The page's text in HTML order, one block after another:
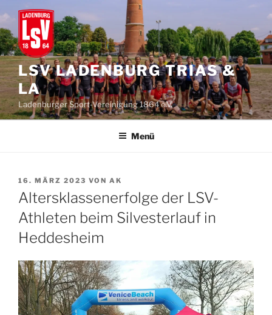
Inhalt
springen
LSV LADENBURG TRIAS &
LA
Ladenburger Sport-Vereinigung 1864 e.V.
Menü
VERÖFFENTLICHT
AM
16. MÄRZ 2023 VON AK
Altersklassenerfolge der LSV-
Athleten beim Silvesterlauf in
Heddesheim